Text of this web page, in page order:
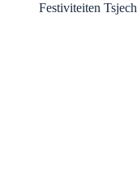
Festiviteiten